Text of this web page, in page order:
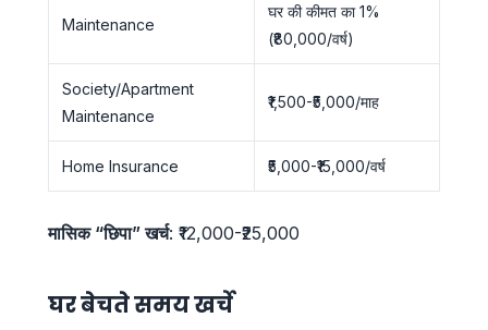
Maintenance
घर की कीमत का 1%
(₹80,000/वर्ष)
Society/Apartment
Maintenance
₹1,500-₹5,000/माह
Home Insurance ₹5,000-₹15,000/वर्ष
मासिक “छिपा” खर्च: ₹12,000-₹25,000
घर बेचते समय खर्चे